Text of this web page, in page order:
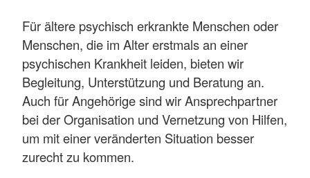
Für ältere psychisch erkrankte Menschen oder
Menschen, die im Alter erstmals an einer
psychischen Krankheit leiden, bieten wir
Begleitung, Unterstützung und Beratung an.
Auch für Angehörige sind wir Ansprechpartner
bei der Organisation und Vernetzung von Hilfen,
um mit einer veränderten Situation besser
zurecht zu kommen.